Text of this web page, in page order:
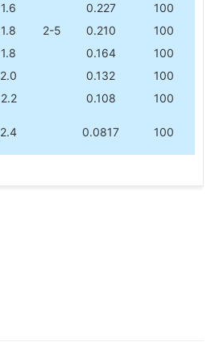
2-5
1.6 0.227
100
1.8 0.210
100
1.8 0.164
100
2.0 0.132
100
2.2 0.108 100
2.4 0.0817 100